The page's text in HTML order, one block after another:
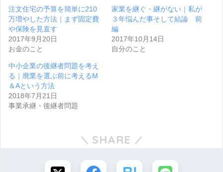
注文住宅の予算を簡単に210
万増やした方法｜まず固定費
や保険を見直す
2017年9月20日
お金のこと
家業を継ぐ・継がない｜私が
３年悩んだ事そして結論 前
編
2017年10月14日
自分のこと
中小企業の後継者問題を考え
る｜廃業を選ぶ前に考えるM
＆Aという方法
2018年7月21日
事業承継・後継者問題
SHARE